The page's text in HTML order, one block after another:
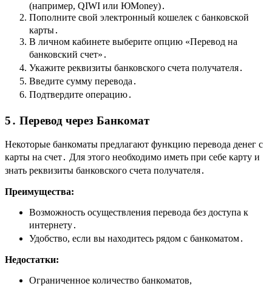
(например, QIWI или ЮMoney)․
Пополните свой электронный кошелек с банковской
карты․
В личном кабинете выберите опцию «Перевод на
банковский счет»․
Укажите реквизиты банковского счета получателя․
Введите сумму перевода․
Подтвердите операцию․
5․ Перевод через Банкомат
Некоторые банкоматы предлагают функцию перевода денег с
карты на счет․ Для этого необходимо иметь при себе карту и
знать реквизиты банковского счета получателя․
Преимущества:
Возможность осуществления перевода без доступа к
интернету․
Удобство, если вы находитесь рядом с банкоматом․
Недостатки:
Ограниченное количество банкоматов,